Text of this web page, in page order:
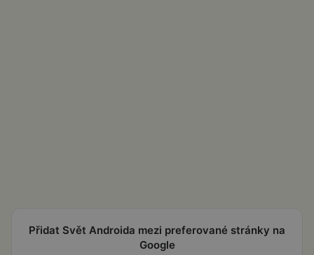
Přidat Svět Androida mezi preferované stránky na
Google